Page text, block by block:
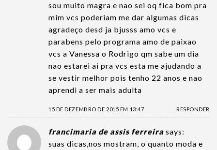
sou muito magra e nao sei oq fica bom pra
mim vcs poderiam me dar algumas dicas
agradeço desd ja bjusss amo vcs e
parabens pelo programa amo de paixao
vcs a Vanessa o Rodrigo qm sabe um dia
nao estarei ai pra vcs esta me ajudando a
se vestir melhor pois tenho 22 anos e nao
aprendi a ser mais adulta
15 DE DEZEMBRO DE 2015 EM 13:47 RESPONDER
francimaria de assis ferreira says:
suas dicas,nos mostram, o quanto moda e